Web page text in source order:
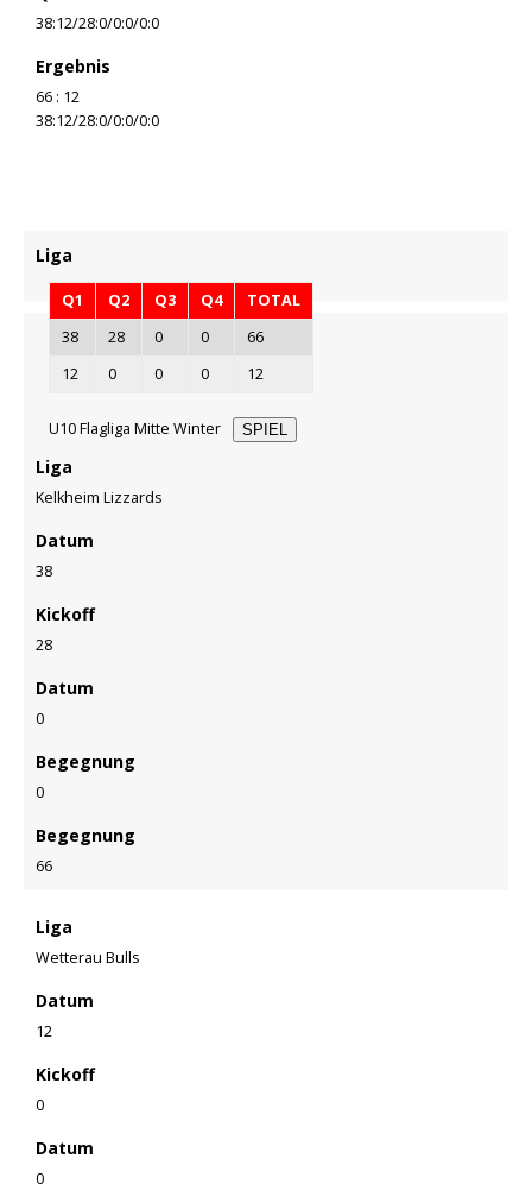
38:12/28:0/0:0/0:0
Ergebnis
66 : 12
38:12/28:0/0:0/0:0
Liga
Q1 Q2 Q3 Q4
TOTAL
38
28 0 0
66
12
0 0 0 12
U10 Flagliga Mitte Winter SPIEL
Liga
Kelkheim Lizzards
Datum
38
Kickoff
28
Datum
0
Begegnung
0
Begegnung
66
Liga
Wetterau Bulls
Datum
12
Kickoff
0
Datum
0